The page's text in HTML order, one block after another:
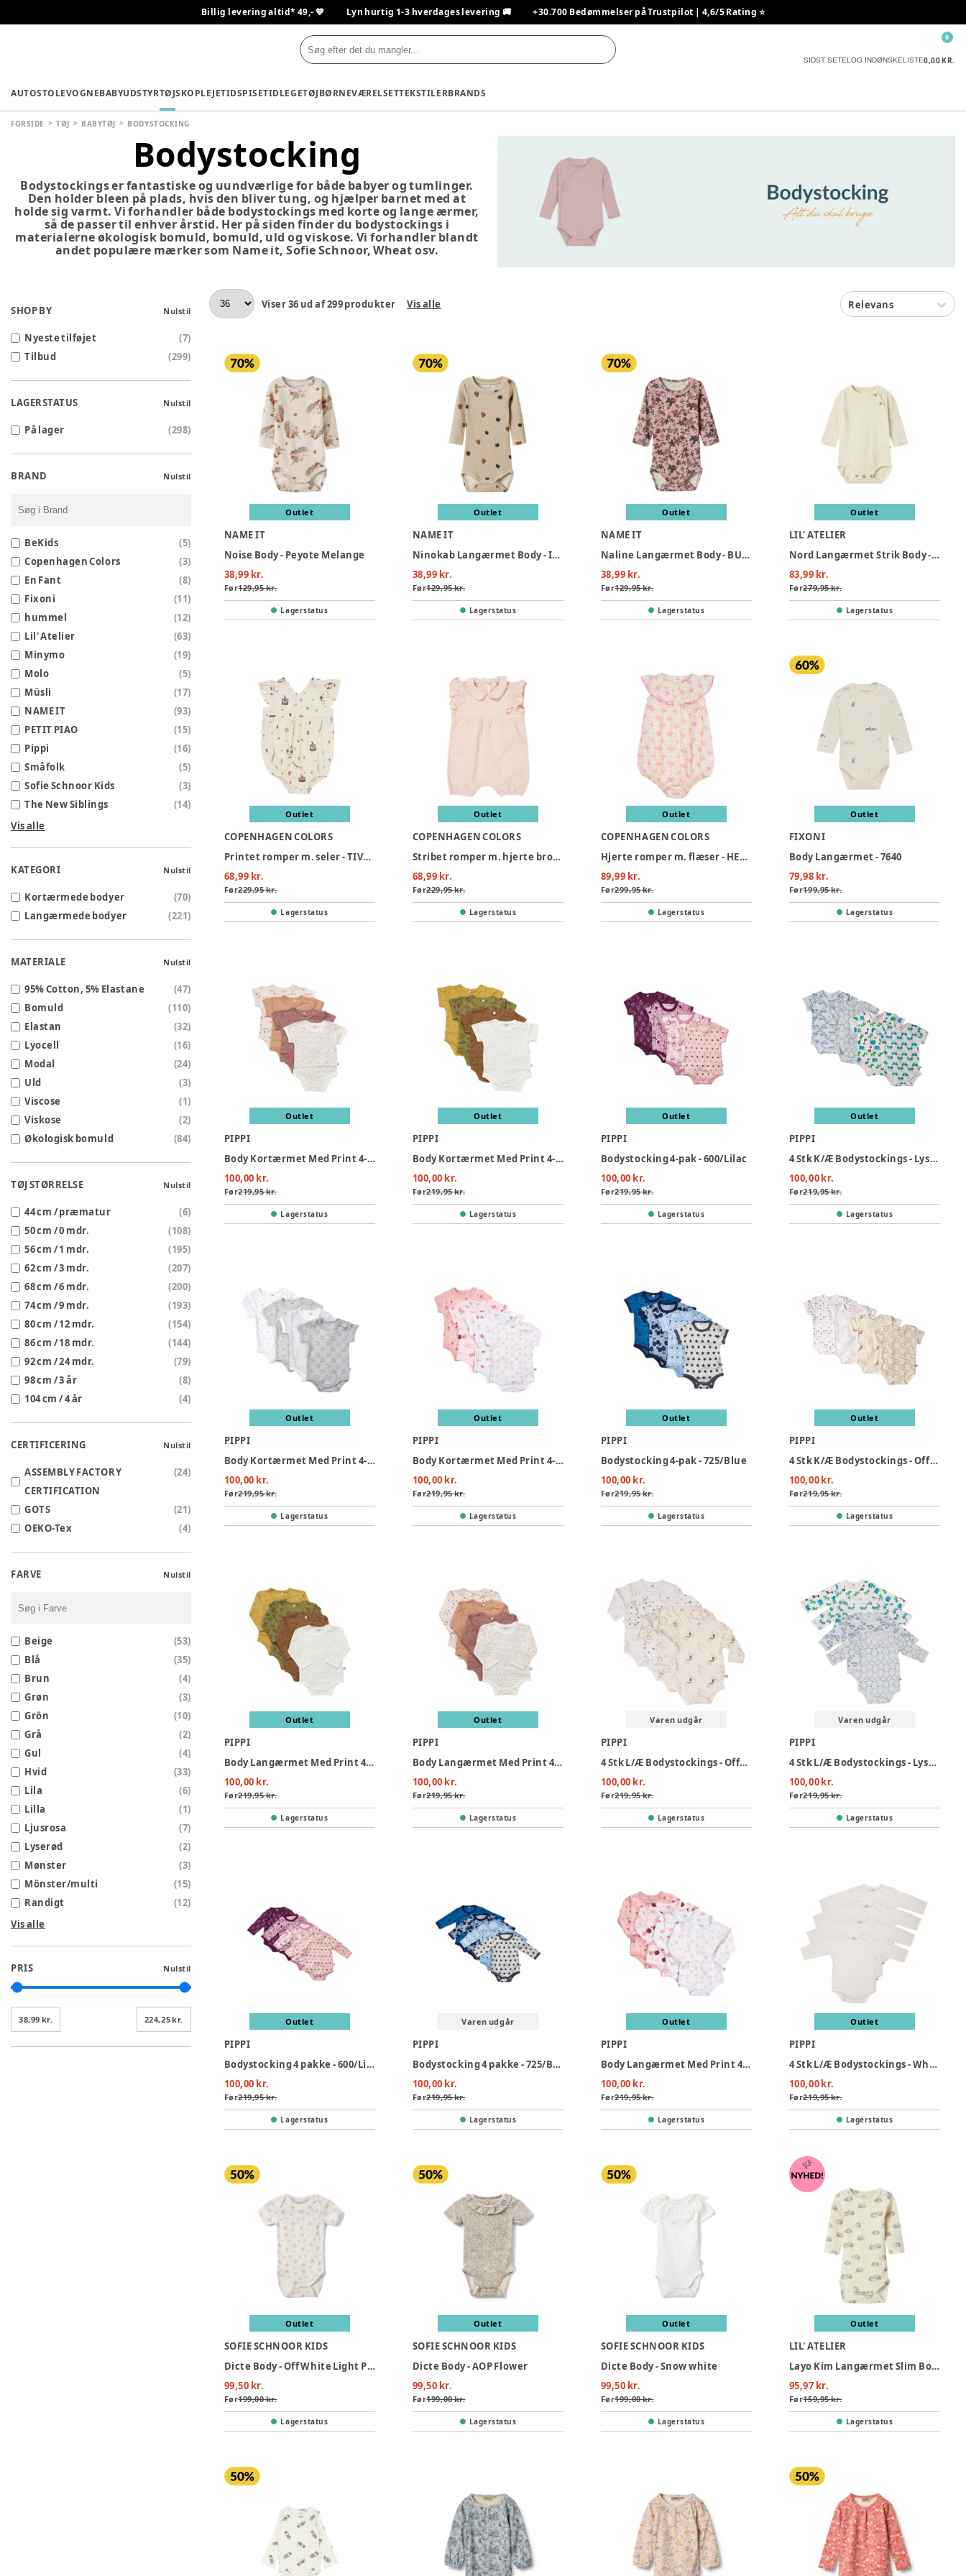
Billig levering altid* 49,- 💙 Lyn hurtig 1-3 hverdages levering 🚚 +30.700 Bedømmelser på Trustpilot | 4,6/5 Rating ⭐️
SIDST SETELOG INDØNSKELISTE0,00 KR.
0
AUTOSTOLEVOGNEBABYUDSTYRTØJSKOPLEJETIDSPISETIDLEGETØJBØRNEVÆRELSETTEKSTILERBRANDS
FORSIDE TØJ BABYTØJ BODYSTOCKING
Bodystocking
Bodystockings er fantastiske og uundværlige for både babyer og tumlinger.
Den holder bleen på plads, hvis den bliver tung, og hjælper barnet med at
holde sig varmt. Vi forhandler både bodystockings med korte og lange ærmer,
så de passer til enhver årstid. Her på siden finder du bodystockings i
materialerne økologisk bomuld, bomuld, uld og viskose. Vi forhandler blandt
andet populære mærker som Name it, Sofie Schnoor, Wheat osv.
SHOP BY Nulstil
Nyeste tilføjet (7)
Tilbud
(299)
LAGERSTATUS Nulstil
På lager (298)
BRAND Nulstil
BeKids (5)
Copenhagen Colors
(3)
En Fant
(8)
Fixoni
(11)
hummel
(12)
Lil' Atelier
(63)
Minymo
(19)
Molo
(5)
Müsli
(17)
NAME IT
(93)
PETIT PIAO
(15)
Pippi
(16)
Småfolk
(5)
Sofie Schnoor Kids
(3)
The New Siblings
(14)
Vis alle
KATEGORI Nulstil
Kortærmede bodyer (70)
Langærmede bodyer
(221)
MATERIALE Nulstil
95% Cotton, 5% Elastane (47)
Bomuld
(110)
Elastan
(32)
Lyocell
(16)
Modal
(24)
Uld
(3)
Viscose
(1)
Viskose
(2)
Økologisk bomuld
(84)
TØJ STØRRELSE Nulstil
44 cm / præmatur (6)
50 cm / 0 mdr.
(108)
56 cm / 1 mdr.
(195)
62 cm / 3 mdr.
(207)
68 cm / 6 mdr.
(200)
74 cm / 9 mdr.
(193)
80 cm / 12 mdr.
(154)
86 cm / 18 mdr.
(144)
92 cm / 24 mdr.
(79)
98 cm / 3 år
(8)
104 cm / 4 år
(4)
CERTIFICERING Nulstil
ASSEMBLY FACTORY
CERTIFICATION
(24)
GOTS (21)
OEKO-Tex
(4)
FARVE Nulstil
Beige (53)
Blå
(35)
Brun
(4)
Grøn
(3)
Grön
(10)
Grå
(2)
Gul
(4)
Hvid
(33)
Lila
(6)
Lilla
(1)
Ljusrosa
(7)
Lyserød
(2)
Mønster
(3)
Mönster/multi
(15)
Randigt
(12)
Vis alle
PRIS Nulstil
38,99 kr. 224,25 kr.
Viser36 ud af299produkter Vis alle Relevans
Outlet
NAME IT
Noise Body - Peyote Melange
38,99 kr.
Før129,95 kr.
Lagerstatus
Outlet
NAME IT
Ninokab Langærmet Body - Island Fossil
38,99 kr.
Før129,95 kr.
Lagerstatus
Outlet
NAME IT
Naline Langærmet Body - BURNISHED
38,99 kr.
Før129,95 kr.
Lagerstatus
Outlet
LIL' ATELIER
Nord Langærmet Strik Body - Turtledove
83,99 kr.
Før279,95 kr.
Lagerstatus
Outlet
COPENHAGEN COLORS
Printet romper m. seler - TIVOLI
68,99 kr.
Før229,95 kr.
Lagerstatus
Outlet
COPENHAGEN COLORS
Stribet romper m. hjerte broderi - DUSTY ROSE
68,99 kr.
Før229,95 kr.
Lagerstatus
Outlet
COPENHAGEN COLORS
Hjerte romper m. flæser - HEART AOP
89,99 kr.
Før299,95 kr.
Lagerstatus
Outlet
FIXONI
Body Langærmet - 7640
79,98 kr.
Før199,95 kr.
Lagerstatus
Outlet
PIPPI
Body Kortærmet Med Print 4-Pak - 433
100,00 kr.
Før219,95 kr.
Lagerstatus
Outlet
PIPPI
Body Kortærmet Med Print 4-Pak - 384
100,00 kr.
Før219,95 kr.
Lagerstatus
Outlet
PIPPI
Bodystocking 4-pak - 600/Lilac
100,00 kr.
Før219,95 kr.
Lagerstatus
Outlet
PIPPI
4 Stk K/Æ Bodystockings - Lyseblå 700
100,00 kr.
Før219,95 kr.
Lagerstatus
Outlet
PIPPI
Body Kortærmet Med Print 4-Pak - 190
100,00 kr.
Før219,95 kr.
Lagerstatus
Outlet
PIPPI
Body Kortærmet Med Print 4-Pak - 501
100,00 kr.
Før219,95 kr.
Lagerstatus
Outlet
PIPPI
Bodystocking 4-pak - 725/Blue
100,00 kr.
Før219,95 kr.
Lagerstatus
Outlet
PIPPI
4 Stk K/Æ Bodystockings - Offwhite 200
100,00 kr.
Før219,95 kr.
Lagerstatus
Outlet
PIPPI
Body Langærmet Med Print 4-Pak - 384
100,00 kr.
Før219,95 kr.
Lagerstatus
Outlet
PIPPI
Body Langærmet Med Print 4-Pak - 433
100,00 kr.
Før219,95 kr.
Lagerstatus
Varen udgår
PIPPI
4 Stk L/Æ Bodystockings - Offwhite 200
100,00 kr.
Før219,95 kr.
Lagerstatus
Varen udgår
PIPPI
4 Stk L/Æ Bodystockings - Lyseblå 700
100,00 kr.
Før219,95 kr.
Lagerstatus
Outlet
PIPPI
Bodystocking 4 pakke - 600/Lilac
100,00 kr.
Før219,95 kr.
Lagerstatus
Varen udgår
PIPPI
Bodystocking 4 pakke - 725/Blue
100,00 kr.
Før219,95 kr.
Lagerstatus
Outlet
PIPPI
Body Langærmet Med Print 4-Pak - 501
100,00 kr.
Før219,95 kr.
Lagerstatus
Outlet
PIPPI
4 Stk L/Æ Bodystockings - White 100
100,00 kr.
Før219,95 kr.
Lagerstatus
Outlet
SOFIE SCHNOOR KIDS
Dicte Body - Off White Light Pink
99,50 kr.
Før199,00 kr.
Lagerstatus
Outlet
SOFIE SCHNOOR KIDS
Dicte Body - AOP Flower
99,50 kr.
Før199,00 kr.
Lagerstatus
Outlet
SOFIE SCHNOOR KIDS
Dicte Body - Snow white
99,50 kr.
Før199,00 kr.
Lagerstatus
Outlet
LIL' ATELIER
Layo Kim Langærmet Slim Body - TURTLEDOVE
95,97 kr.
Før159,95 kr.
Lagerstatus